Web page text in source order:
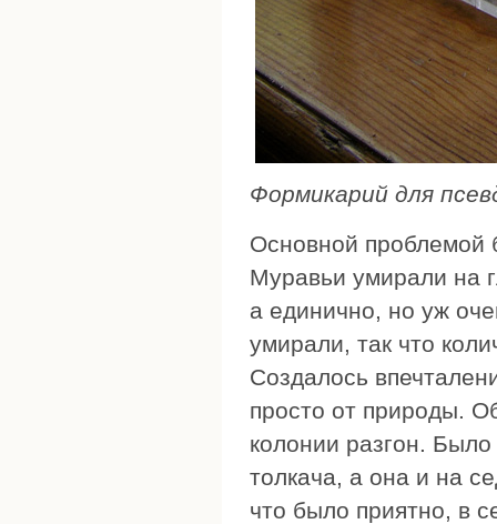
Формикарий для
Основной проблемой
Муравьи умирали на
а единично, но уж
умирали, так что
Создалось
просто от природы.
колонии разгон.
толкача, а она и на
что было приятно, в